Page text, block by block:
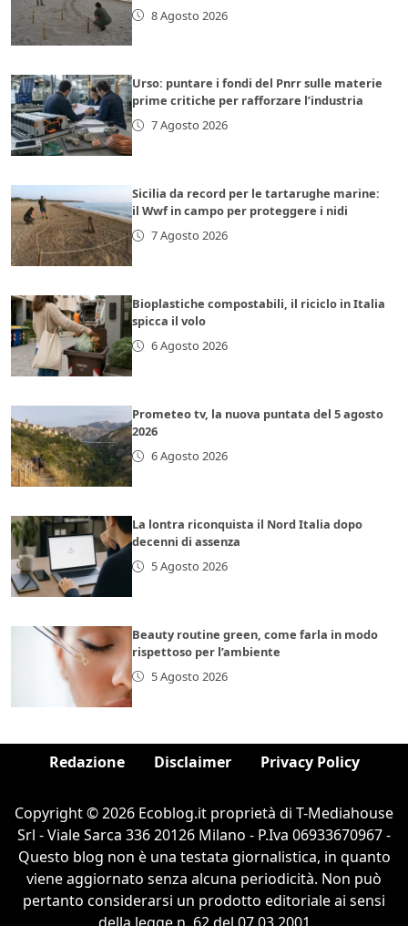
8 Agosto 2026
Urso: puntare i fondi del Pnrr sulle materie
prime critiche per rafforzare l’industria
7 Agosto 2026
Sicilia da record per le tartarughe marine:
il Wwf in campo per proteggere i nidi
7 Agosto 2026
Bioplastiche compostabili, il riciclo in Italia
spicca il volo
6 Agosto 2026
Prometeo tv, la nuova puntata del 5 agosto
2026
6 Agosto 2026
La lontra riconquista il Nord Italia dopo
decenni di assenza
5 Agosto 2026
Beauty routine green, come farla in modo
rispettoso per l’ambiente
5 Agosto 2026
Redazione Disclaimer Privacy Policy
Copyright © 2026 Ecoblog.it proprietà di T-Mediahouse
Srl - Viale Sarca 336 20126 Milano - P.Iva 06933670967 -
Questo blog non è una testata giornalistica, in quanto
viene aggiornato senza alcuna periodicità. Non può
pertanto considerarsi un prodotto editoriale ai sensi